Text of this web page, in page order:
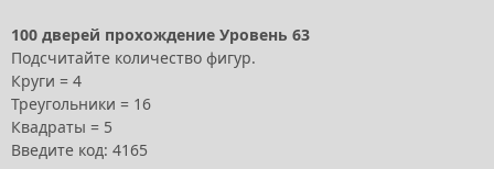
100 дверей прохождение Уровень 63
Подсчитайте количество фигур.
Круги = 4
Треугольники = 16
Квадраты = 5
Введите код: 4165